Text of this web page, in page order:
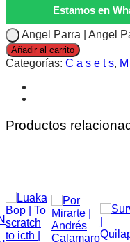
Estamos en
Angel Parra | Angel
Añadir al carrito
Categorías: C a s e t s,
Productos